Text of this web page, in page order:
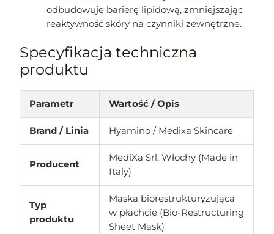
odbudowuje barierę lipidową, zmniejszając
reaktywność skóry na czynniki zewnętrzne.
Specyfikacja techniczna
produktu
Parametr Wartość / Opis
Brand / Linia Hyamino / Medixa Skincare
Producent
MediXa Srl, Włochy (Made in
Italy)
Typ
produktu
Maska biorestrukturyzująca
w płachcie (Bio-Restructuring
Sheet Mask)